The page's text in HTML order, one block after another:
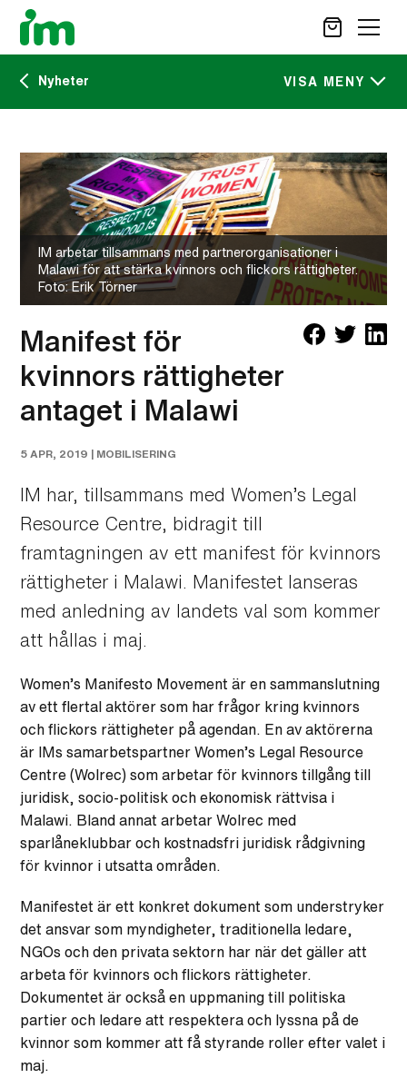
OM IM
CAREER SITE
VAD VI GÖR
VAD DU KAN GÖRA
AKTUELLT
SÖK
Nyheter VISA MENY
IM:s tidskrift
Nyheter
IM arbetar tillsammans med partnerorganisationer i
Malawi för att stärka kvinnors och flickors rättigheter.
Foto: Erik Törner
Manifest för
kvinnors rättigheter
antaget i Malawi
5 APR, 2019 | MOBILISERING
IM har, tillsammans med Women’s Legal
Resource Centre, bidragit till
framtagningen av ett manifest för kvinnors
rättigheter i Malawi. Manifestet lanseras
med anledning av landets val som kommer
att hållas i maj.
Women’s Manifesto Movement är en sammanslutning
av ett flertal aktörer som har frågor kring kvinnors
och flickors rättigheter på agendan. En av aktörerna
är IMs samarbetspartner Women’s Legal Resource
Centre (Wolrec) som arbetar för kvinnors tillgång till
juridisk, socio-politisk och ekonomisk rättvisa i
Malawi. Bland annat arbetar Wolrec med
sparlåneklubbar och kostnadsfri juridisk rådgivning
för kvinnor i utsatta områden.
Manifestet är ett konkret dokument som understryker
det ansvar som myndigheter, traditionella ledare,
NGOs och den privata sektorn har när det gäller att
arbeta för kvinnors och flickors rättigheter.
Dokumentet är också en uppmaning till politiska
partier och ledare att respektera och lyssna på de
kvinnor som kommer att få styrande roller efter valet i
maj.